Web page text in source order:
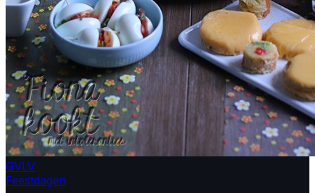
GVLV
Feestdagen